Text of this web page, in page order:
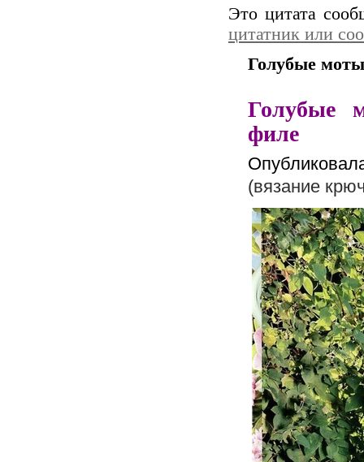
Это цитата
цитатник или
Голубые
Голубые
филе
(вязание